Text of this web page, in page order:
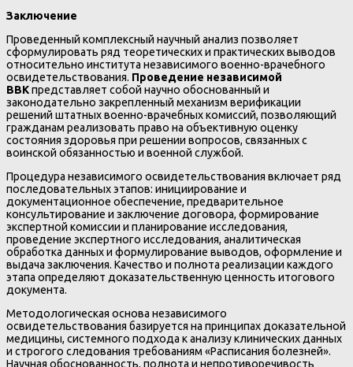
Заключение
Проведенный комплексный научный анализ позволяет
сформулировать ряд теоретических и практических выводов
относительно института независимого военно-врачебного
освидетельствования. Проведение независимой
ВВКпредставляет собой научно обоснованный и
законодательно закрепленный механизм верификации
решений штатных военно-врачебных комиссий, позволяющий
гражданам реализовать право на объективную оценку
состояния здоровья при решении вопросов, связанных с
воинской обязанностью и военной службой.
Процедура независимого освидетельствования включает ряд
последовательных этапов: инициирование и
документационное обеспечение, предварительное
консультирование и заключение договора, формирование
экспертной комиссии и планирование исследования,
проведение экспертного исследования, аналитическая
обработка данных и формулирование выводов, оформление и
выдача заключения. Качество и полнота реализации каждого
этапа определяют доказательственную ценность итогового
документа.
Методологическая основа независимого
освидетельствования базируется на принципах доказательной
медицины, системного подхода к анализу клинических данных
и строгого следования требованиям «Расписания болезней».
Научная обоснованность, полнота и непротиворечивость